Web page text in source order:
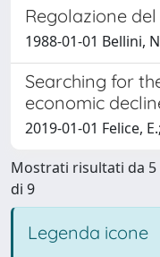
Regolazione
1988-01-01 Bellini,
Searching for
economic
2019-01-01 Felice,
Mostrati risultati da 5
di 9
Legenda icone